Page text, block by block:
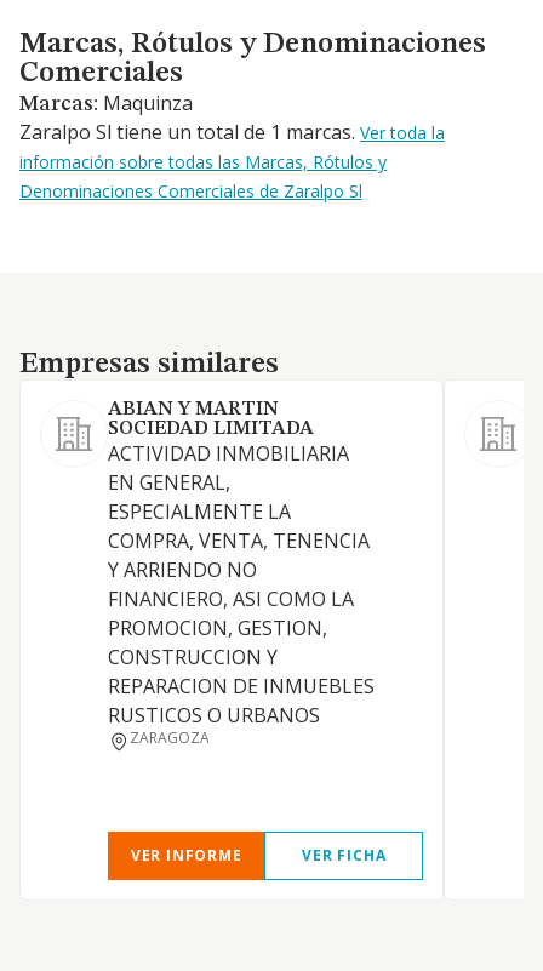
Marcas, Rótulos y Denominaciones Comerciales
Marcas, Rótulos y Denominaciones
Comerciales
Marcas: Maquinza
Zaralpo Sl tiene un total de 1 marcas. Ver toda la
información sobre todas las Marcas, Rótulos y
Denominaciones Comerciales de Zaralpo Sl
Empresas similares
Empresas similares
ABIAN Y MARTIN
SOCIEDAD LIMITADA
ACTIVIDAD INMOBILIARIA
EN GENERAL,
ESPECIALMENTE LA
COMPRA, VENTA, TENENCIA
Y ARRIENDO NO
FINANCIERO, ASI COMO LA
PROMOCION, GESTION,
CONSTRUCCION Y
REPARACION DE INMUEBLES
RUSTICOS O URBANOS
ZARAGOZA
VER INFORME VER FICHA